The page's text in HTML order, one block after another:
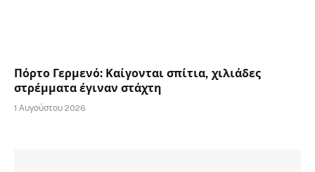
Πόρτο Γερμενό: Καίγονται σπίτια, χιλιάδες
στρέμματα έγιναν στάχτη
1 Αυγούστου 2026